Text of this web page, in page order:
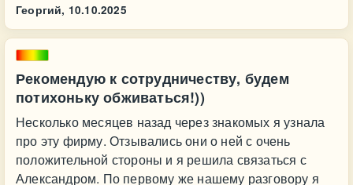
Георгий, 10.10.2025
Рекомендую к сотрудничеству, будем
потихоньку обживаться!))
Несколько месяцев назад через знакомых я узнала
про эту фирму. Отзывались они о ней с очень
положительной стороны и я решила связаться с
Александром. По первому же нашему разговору я